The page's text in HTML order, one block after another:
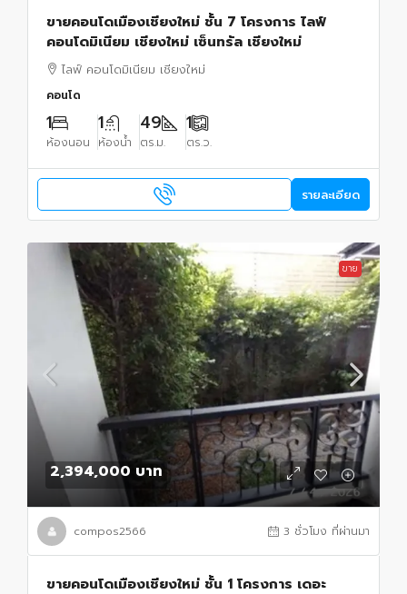
ขายคอนโดเมืองเชียงใหม่ ชั้น 7 โครงการ ไลฟ์
คอนโดมิเนียม เชียงใหม่ เซ็นทรัล เชียงใหม่
ไลฟ์ คอนโดมิเนียม เชียงใหม่
คอนโด
1
ห้องนอน
1
ห้องน้ำ
49
ตร.ม.
1
ตร.ว.
รายละเอียด
ขาย
2,394,000 บาท
compos2566 3 ชั่วโมง ที่ผ่านมา
ขายคอนโดเมืองเชียงใหม่ ชั้น 1 โครงการ เดอะ